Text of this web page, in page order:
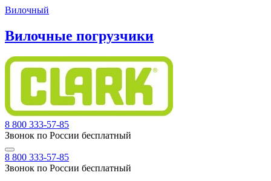
Вилочный
Вилочные погрузчики
8 800 333-57-85
Звонок по России бесплатный
8 800 333-57-85
Звонок по России бесплатный